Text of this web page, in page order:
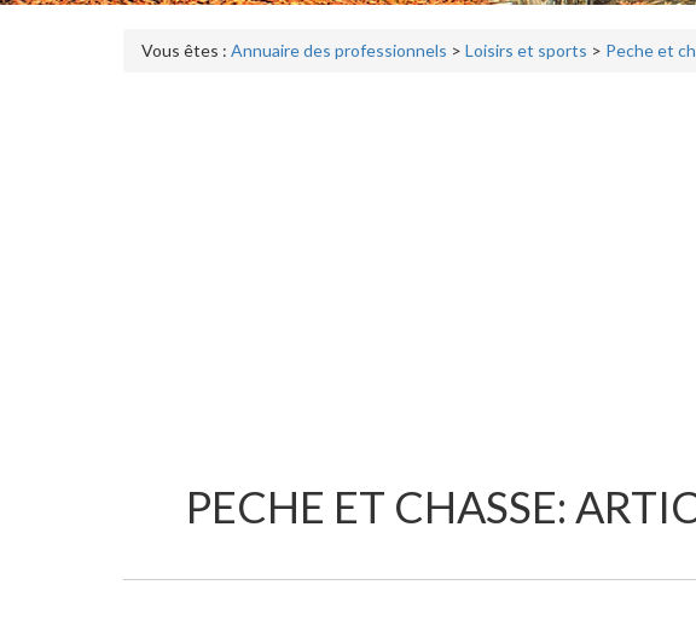
Vous êtes : Annuaire des professionnels > Loisirs et sports > Peche et
PECHE ET CHASSE: